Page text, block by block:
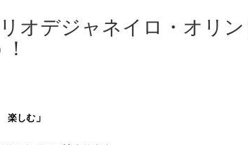
オデジャネイロ・オリ
楽しむ 」